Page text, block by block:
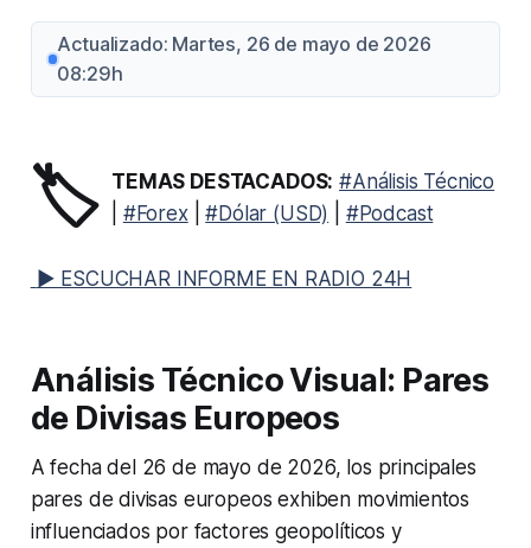
Actualizado: Martes, 26 de mayo de 2026
08:29h
🏷️ TEMAS DESTACADOS: #Análisis Técnico
#Forex|#Dólar (USD) #Podcast
▶ ESCUCHAR INFORME EN RADIO 24H
Análisis Técnico Visual: Pares
de Divisas Europeos
A fecha del 26 de mayo de 2026, los principales
pares de divisas europeos exhiben movimientos
influenciados por factores geopolíticos y